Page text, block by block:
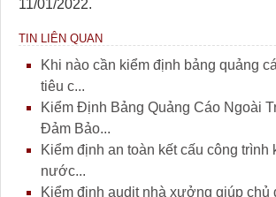
11/01/2022.
TIN LIÊN QUAN
Khi nào cần kiểm định bảng quảng
tiêu c...
Kiểm Định Bảng Quảng Cáo Ngoài
Đảm Bảo...
Kiểm định an toàn kết cấu công trình
nước...
Kiểm định audit nhà xưởng giúp chủ